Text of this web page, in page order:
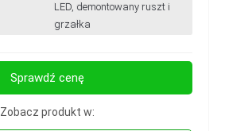
LED, demontowany ruszt i
grzałka
Sprawdź cenę
Zobacz produkt w: